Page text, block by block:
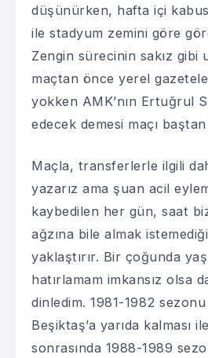
düşünürken, hafta içi kabus
ile stadyum zemini göre
Zengin sürecinin sakız gibi
maçtan önce yerel
yokken AMK’nın Ertuğrul
edecek demesi maçı
Maçla, transferlerle ilgili
yazarız ama şuan acil
kaybedilen her gün, saat
ağzına bile almak
yaklaştırır. Bir çoğunda
hatırlamam imkansız olsa
dinledim. 1981-1982
Beşiktaş’a yarıda kalması
sonrasında 1988-1989